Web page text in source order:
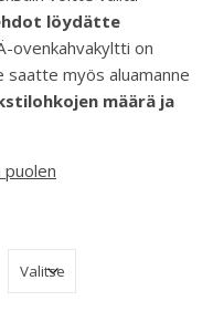
löydätte
ovenkahvakyltti on
myös aluamanne
määrä ja
puolen